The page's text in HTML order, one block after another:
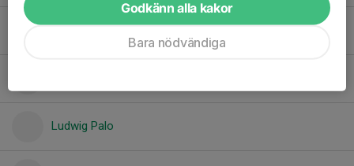
Liam Pounu
Ludwig Palo
Godkänn alla kakor
Bara nödvändiga